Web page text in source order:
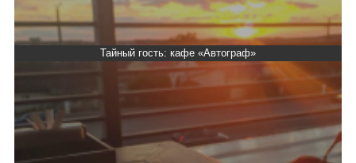
Тайный гость: доставка